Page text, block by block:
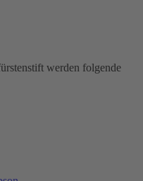
werden folgende